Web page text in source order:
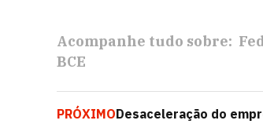
Acompanhe tudo sobre:
BCE
PRÓXIMODesaceleração do